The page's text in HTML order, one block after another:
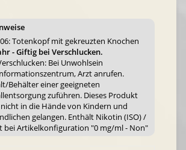
Totenkopf mit gekreuzten Knochen
- Giftig bei Verschlucken.
Bei Unwohlsein
Arzt anrufen.
Behälter einer geeigneten
zuführen. Dieses Produkt
in die Hände von Kindern und
gelangen. Enthält Nikotin (ISO) /
bei Artikelkonfiguration "0 mg/ml - Non"